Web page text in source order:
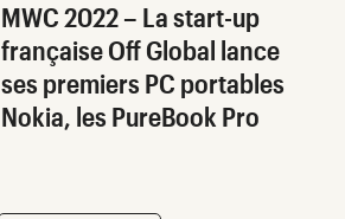
MWC 2022 – La start-up
française Off Global lance
ses premiers PC portables
Nokia, les PureBook Pro